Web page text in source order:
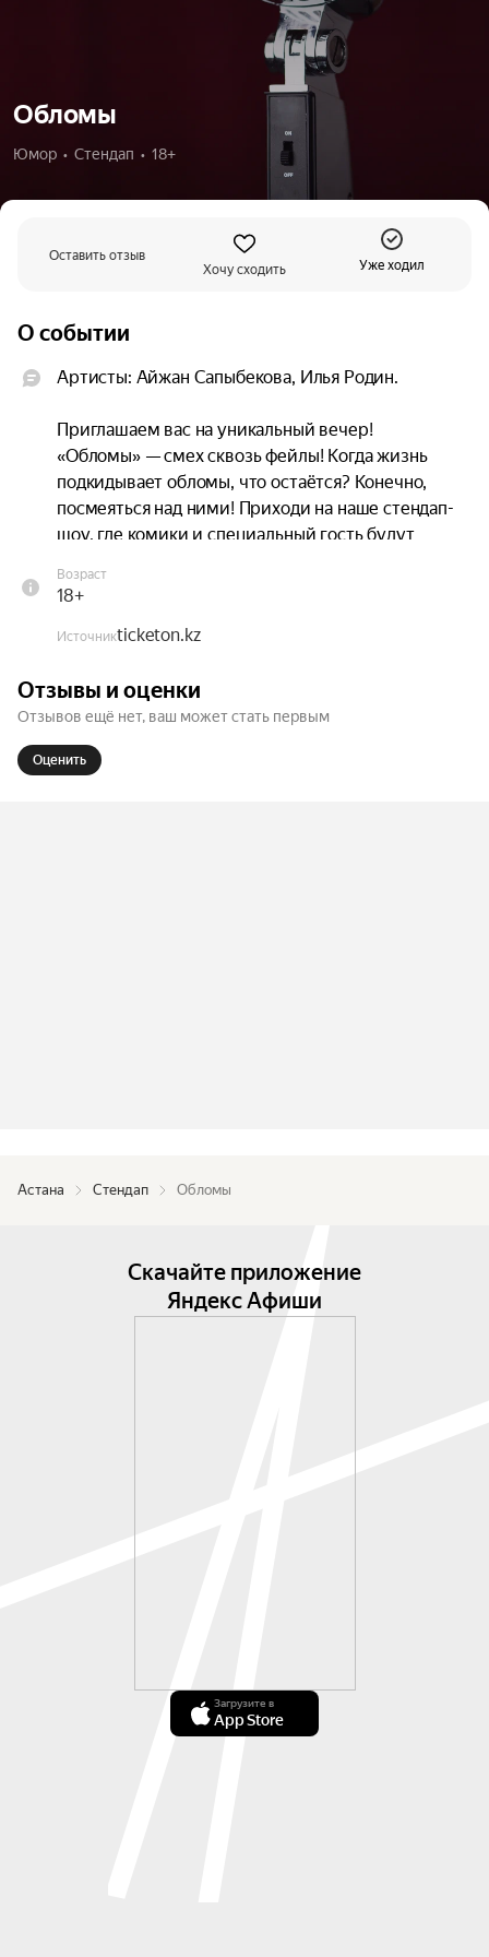
Обломы
Юмор  •  Стендап  •  18+
Оставить отзыв
Хочу сходить
Уже ходил
О событии
Артисты: Айжан Сапыбекова, Илья Родин.
Приглашаем вас на уникальный вечер!
«Обломы» — смех сквозь фейлы! Когда жизнь
подкидывает обломы, что остаётся? Конечно,
посмеяться над ними! Приходи на наше стендап-
шоу, где комики и специальный гость будут
до боли знакомыми провалами..
Возраст
18+
Источникticketon.kz
Отзывы и оценки
Отзывов ещё нет, ваш может стать первым
Оценить
Астана Стендап Обломы
Скачайте приложение
Яндекс Афиши
Загрузите в
App Store